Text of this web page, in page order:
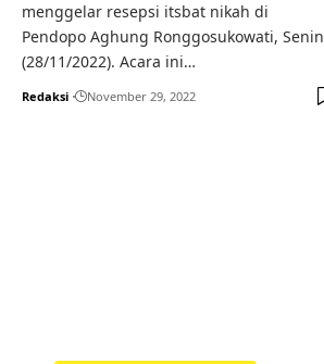
menggelar resepsi itsbat nikah di
Pendopo Aghung Ronggosukowati, Senin
(28/11/2022). Acara ini…
Redaksi November 29, 2022